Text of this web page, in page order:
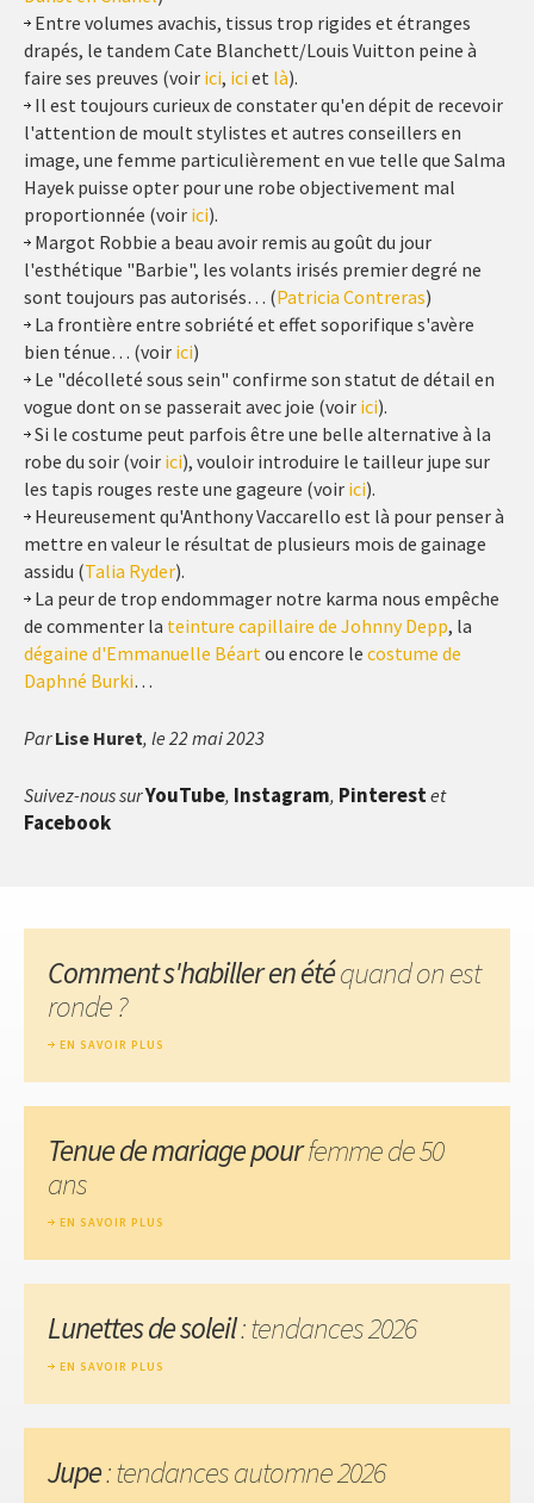
Entre volumes avachis, tissus trop rigides et étranges
drapés, le tandem Cate Blanchett/Louis Vuitton peine à
faire ses preuves (voir ici, ici et là).
Il est toujours curieux de constater qu'en dépit de recevoir
l'attention de moult stylistes et autres conseillers en
image, une femme particulièrement en vue telle que Salma
Hayek puisse opter pour une robe objectivement mal
proportionnée (voir ici).
Margot Robbie a beau avoir remis au goût du jour
l'esthétique "Barbie", les volants irisés premier degré ne
sont toujours pas autorisés… (Patricia Contreras)
La frontière entre sobriété et effet soporifique s'avère
bien ténue… (voir ici)
Le "décolleté sous sein" confirme son statut de détail en
vogue dont on se passerait avec joie (voir ici).
Si le costume peut parfois être une belle alternative à la
robe du soir (voir ici), vouloir introduire le tailleur jupe sur
les tapis rouges reste une gageure (voir ici).
Heureusement qu'Anthony Vaccarello est là pour penser à
mettre en valeur le résultat de plusieurs mois de gainage
assidu (Talia Ryder).
La peur de trop endommager notre karma nous empêche
de commenter la teinture capillaire de Johnny Depp, la
dégaine d'Emmanuelle Béart ou encore le costume de
Daphné Burki…
ParLise Huret, le 22 mai 2023
Suivez-nous surYouTube, Instagram, Pinterestet
Facebook
Comment s'habiller en étéquand on est
ronde ?
EN SAVOIR PLUS
Tenue de mariage pourfemme de 50
ans
EN SAVOIR PLUS
Lunettes de soleil: tendances 2026
EN SAVOIR PLUS
Jupe: tendances automne 2026